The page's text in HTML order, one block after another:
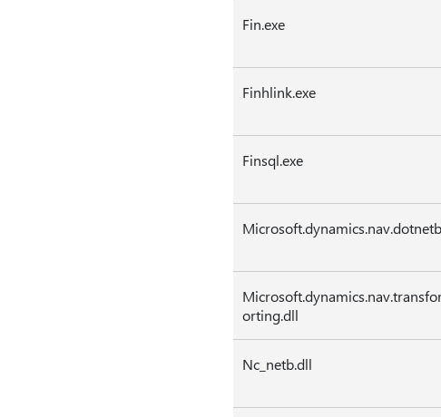
Fin.exe
Finhlink.exe
Finsql.exe
orting.dll
Nc_netb.dll